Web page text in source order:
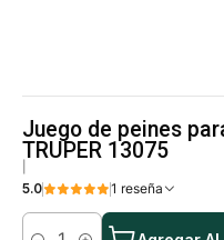
Juego de peines
TRUPER 13075
5.0
1 reseña